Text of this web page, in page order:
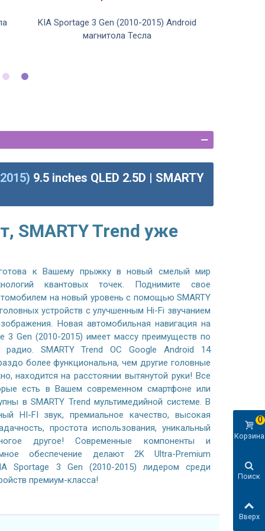
KIA Sportage 3 Gen (2010-2015) Android
магнитола Тесла
9.5 inches QLED 2.5D | SMARTY
SMARTY Trend уже
к Вашему прыжку в новый смелый мир
квантовых точек. Поднимите свое
на новый уровень с помощью SMARTY
устройств с улучшенным Hi-Fi звучанием
Новая автомобильная навигация на
3 Gen (2010-2015) имеет массу преимуществ по
радио. SMARTY Trend ОС Google Android 14
более функциональна, чем другие головные
находится на расстоянии вытянутой руки! Все
есть в Вашем современном смартфоне или
в SMARTY Trend мультимедийной системе. В
HI-FI звук, премиальное качество, высокая
простота использования, уникальный
другое! Современные компоненты и
обеспечение делают 2K Ultra-Premium
Sportage 3 Gen (2010-2015) лидером среди
премиум-класса!
Корзина
0
Поиск
Вверх